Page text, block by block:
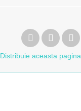
Distribuie aceasta pagina